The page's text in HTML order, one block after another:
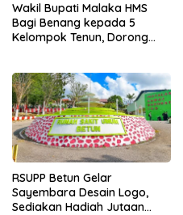
Wakil Bupati Malaka HMS
Bagi Benang kepada 5
Kelompok Tenun, Dorong
RSUPP Betun Gelar
Sayembara Desain Logo,
Sediakan Hadiah Jutaan